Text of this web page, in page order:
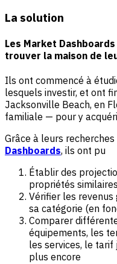
La solution
Les Market
trouver la maison de
Ils ont commencé à
lesquels investir, et ont
Jacksonville Beach, en
familiale — pour y
Grâce à leurs
Dashboards, ils ont pu
Établir des
propriétés
Vérifier les revenus
sa catégorie (en
Comparer
équipements, les
les services, le tarif
plus encore